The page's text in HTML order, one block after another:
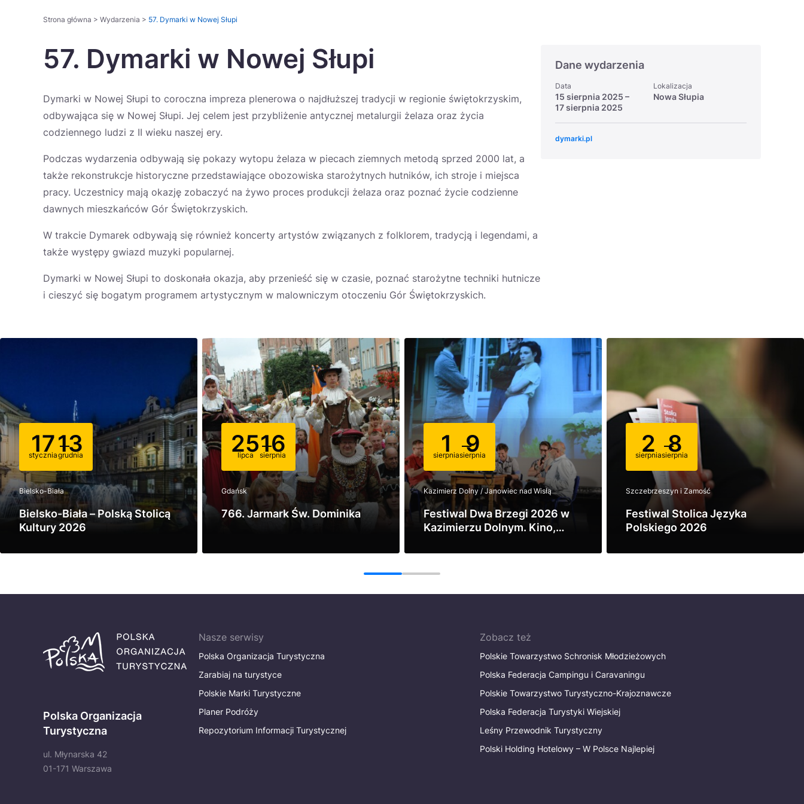
Strona główna > Wydarzenia > 57. Dymarki w Nowej Słupi
57. Dymarki w Nowej Słupi
Dymarki w Nowej Słupi to coroczna impreza plenerowa o najdłuższej tradycji w regionie świętokrzyskim,
odbywająca się w Nowej Słupi. Jej celem jest przybliżenie antycznej metalurgii żelaza oraz życia
codziennego ludzi z II wieku naszej ery.
Podczas wydarzenia odbywają się pokazy wytopu żelaza w piecach ziemnych metodą sprzed 2000 lat, a
także rekonstrukcje historyczne przedstawiające obozowiska starożytnych hutników, ich stroje i miejsca
pracy. Uczestnicy mają okazję zobaczyć na żywo proces produkcji żelaza oraz poznać życie codzienne
dawnych mieszkańców Gór Świętokrzyskich.
W trakcie Dymarek odbywają się również koncerty artystów związanych z folklorem, tradycją i legendami, a
także występy gwiazd muzyki popularnej.
Dymarki w Nowej Słupi to doskonała okazja, aby przenieść się w czasie, poznać starożytne techniki hutnicze
i cieszyć się bogatym programem artystycznym w malowniczym otoczeniu Gór Świętokrzyskich.
Dane wydarzenia
Data
15 sierpnia 2025 –
17 sierpnia 2025
Lokalizacja
Nowa Słupia
dymarki.pl
17
stycznia 13
grudnia
Bielsko-Biała
Bielsko-Biała – Polską Stolicą
Kultury 2026
Zobacz
25
lipca 16
sierpnia
Gdańsk
766. Jarmark Św. Dominika
Zobacz
1
sierpnia 9
sierpnia
Kazimierz Dolny / Janowiec nad Wisłą
Festiwal Dwa Brzegi 2026 w
Kazimierzu Dolnym. Kino,
Zobacz
2
sierpnia 8
sierpnia
Szczebrzeszyn i Zamość
Festiwal Stolica Języka
Polskiego 2026
Zobacz
1 2
Polska Organizacja
Turystyczna
ul. Młynarska 42
01-171 Warszawa
Nasze serwisy
Polska Organizacja Turystyczna
Zarabiaj na turystyce
Polskie Marki Turystyczne
Planer Podróży
Repozytorium Informacji Turystycznej
Zobacz też
Polskie Towarzystwo Schronisk Młodzieżowych
Polska Federacja Campingu i Caravaningu
Polskie Towarzystwo Turystyczno-Krajoznawcze
Polska Federacja Turystyki Wiejskiej
Leśny Przewodnik Turystyczny
Polski Holding Hotelowy – W Polsce Najlepiej